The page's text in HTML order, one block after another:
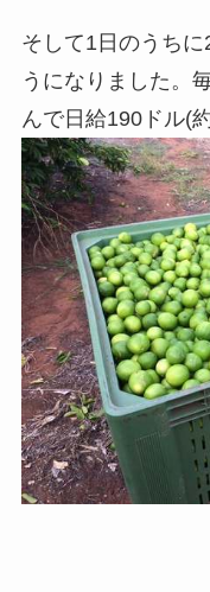
そして1日のうち
うになりました。
んで日給190ドル(